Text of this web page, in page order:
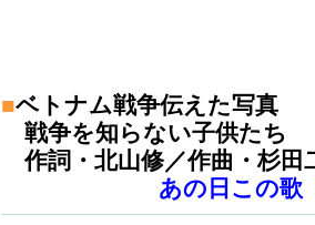
■ベトナム戦争伝えた写真
戦争を知らない子供たち
作詞・北山修／作曲・杉田
あの日この